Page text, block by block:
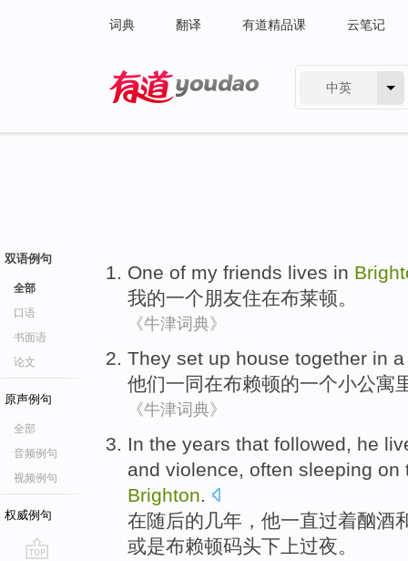
词典 翻译 有道精品课 云笔记
中英
双语例句
全部
口语
书面语
论文
原声例句
全部
音频例句
视频例句
权威例句
One of my friends lives in
我的一个朋友住在布莱顿。
《牛津词典》
They set up house together in a
他们一同在布赖顿的一个小公寓
《牛津词典》
In the years that followed he
and violence often sleeping
Brighton
在随后的 几年 ， 他一直过着酗酒
或是布赖顿码头下 上过夜。